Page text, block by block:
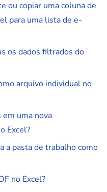
ou copiar uma coluna de
para uma lista de e-
os dados filtrados do
arquivo individual no
uma nova
Excel?
a pasta de trabalho como
no Excel?